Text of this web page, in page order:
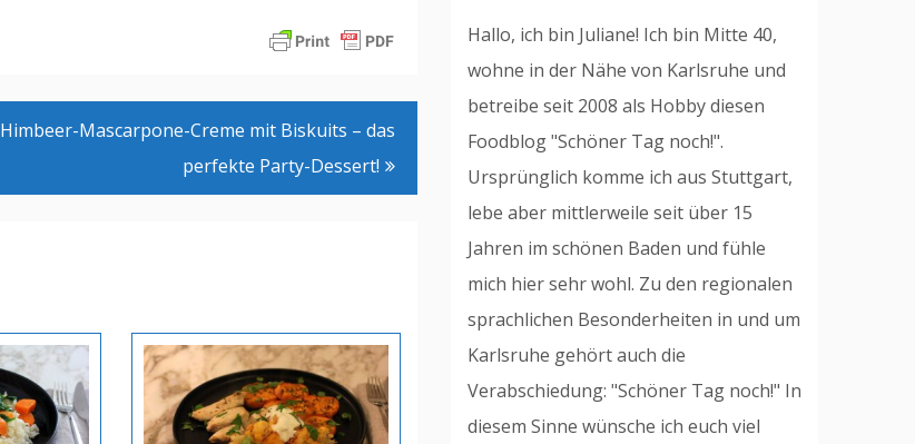
Himbeer-Mascarpone-Creme mit Biskuits – das
perfekte Party-Dessert!
Hallo, ich bin Juliane! Ich bin Mitte 40,
wohne in der Nähe von Karlsruhe und
betreibe seit 2008 als Hobby diesen
Foodblog "Schöner Tag noch!".
Ursprünglich komme ich aus Stuttgart,
lebe aber mittlerweile seit über 15
Jahren im schönen Baden und fühle
mich hier sehr wohl. Zu den regionalen
sprachlichen Besonderheiten in und um
Karlsruhe gehört auch die
Verabschiedung: "Schöner Tag noch!" In
diesem Sinne wünsche ich euch viel